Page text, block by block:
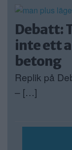
Debatt:
inte ett
betong
Replik på
– […]